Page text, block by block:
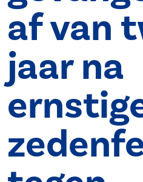
af van
jaar na